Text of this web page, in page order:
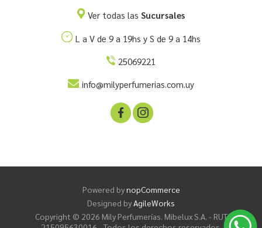
Ver todas lasSucursales
L a V de 9 a 19hs y S de 9 a 14hs
25069221
info@milyperfumerias.com.uy
Powered bynopCommerce
Designed byAgileWorks
Copyright © 2026 Mily Perfumerías. Mibelux S.A. - RUT